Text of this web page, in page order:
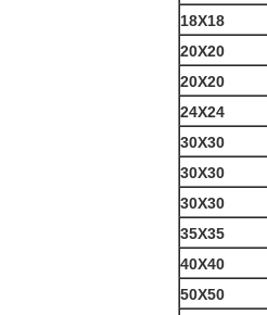
18X18
20X20
20X20
24X24
30X30
30X30
30X30
35X35
40X40
50X50